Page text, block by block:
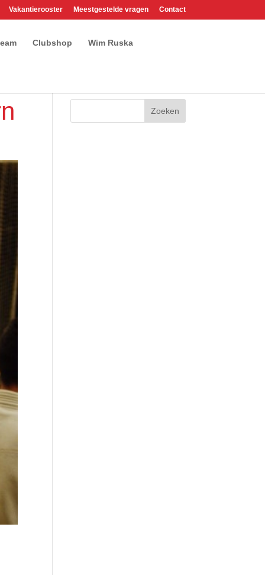
Vakantierooster Meestgestelde vragen Contact
Clubshop Wim Ruska